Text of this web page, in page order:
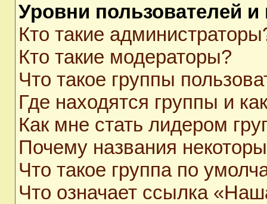
Уровни пользователей и
Кто такие
Кто такие модераторы?
Что такое группы
Где находятся группы и
Как мне стать лидером
Почему названия
Что такое группа по
Что означает ссылка